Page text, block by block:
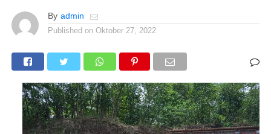
By admin
Published on Oktober 27, 2022